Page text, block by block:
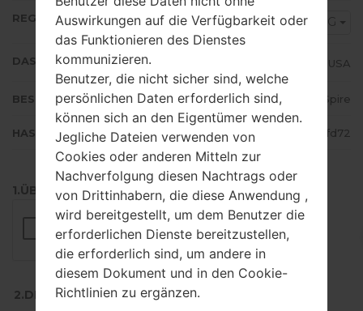
REGION ACG
DAS LAND USA
BESCHREIBUNG ACG CSpire
HASH a42cf943a361f865edd86a2faf33fd72
1.ÜBERPRÜFEN SIE AUF RECAPTCHA
2.DRÜCKEN SIE ZUM HERUNTERLADEN
Auswirkungen auf die Verfügbarkeit oder
das Funktionieren des Dienstes
kommunizieren.
Benutzer, die nicht sicher sind, welche
persönlichen Daten erforderlich sind,
können sich an den Eigentümer wenden.
Jegliche Dateien verwenden von
Cookies oder anderen Mitteln zur
Nachverfolgung diesen Nachtrags oder
von Drittinhabern, die diese Anwendung ,
wird bereitgestellt, um dem Benutzer die
erforderlichen Dienste bereitzustellen,
die erforderlich sind, um andere in
diesem Dokument und in den Cookie-
Richtlinien zu ergänzen.